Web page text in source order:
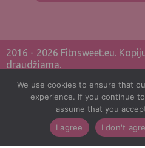
2016 - 2026 Fitnsweet.eu.
draudžiama.
privacy policy
Terms of service
We use cookies to ensure that
experience. If you continue
assume that you
I agree
I don't